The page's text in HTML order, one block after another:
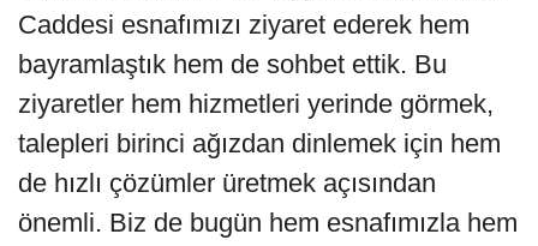
Caddesi esnafımızı ziyaret ederek hem
bayramlaştık hem de sohbet ettik. Bu
ziyaretler hem hizmetleri yerinde görmek,
talepleri birinci ağızdan dinlemek için hem
de hızlı çözümler üretmek açısından
önemli. Biz de bugün hem esnafımızla hem